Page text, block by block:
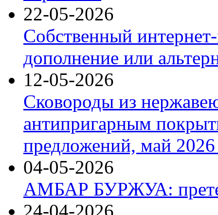
22-05-2026
Собственный
дополнение или
12-05-2026
Сковороды из
антипригарным
предложений, май 2026
04-05-2026
АМБАР БУРЖУА: